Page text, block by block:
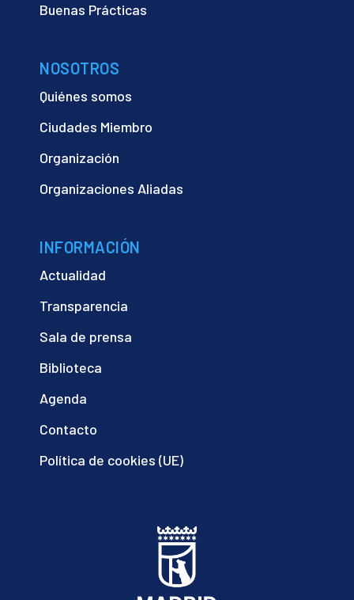
Buenas Prácticas
NOSOTROS
Quiénes somos
Ciudades Miembro
Organización
Organizaciones Aliadas
INFORMACIÓN
Actualidad
Transparencia
Sala de prensa
Biblioteca
Agenda
Contacto
Política de cookies (UE)